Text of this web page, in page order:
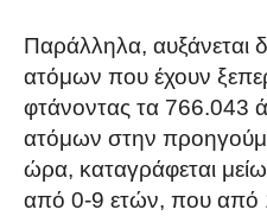
Παράλληλα, αυξάνεται
ατόμων που έχουν
φτάνοντας τα 766.043
ατόμων στην
ώρα, καταγράφεται
από 0-9 ετών, που από